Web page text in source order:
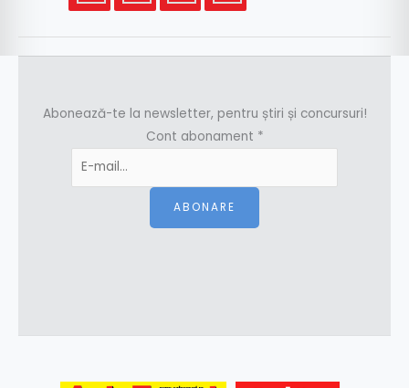
Abonează-te la newsletter, pentru știri și concursuri!
Cont abonament *
ABONARE